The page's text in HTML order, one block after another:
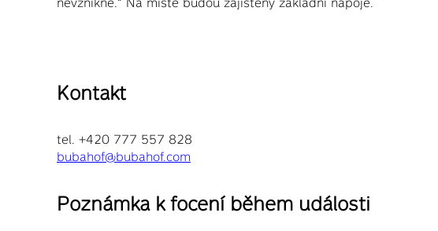
Kontakt
tel. +420 777 557 828
bubahof@bubahof.com
Poznámka k focení během události